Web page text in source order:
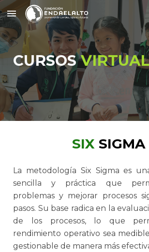
Skip to main content
CURSOS
SIX SIGMA
La metodología Six Sigma es
sencilla y práctica que
problemas y mejorar procesos
pasos. Su base radica en la
de los procesos, lo que
rendimiento operativo sea
gestionable de manera más